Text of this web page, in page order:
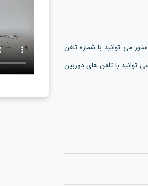
می توانید با شماره تلفن
با تلفن های دوربین